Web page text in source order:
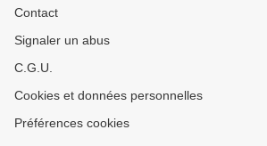
Contact
Signaler un abus
C.G.U.
Cookies et données personnelles
Préférences cookies